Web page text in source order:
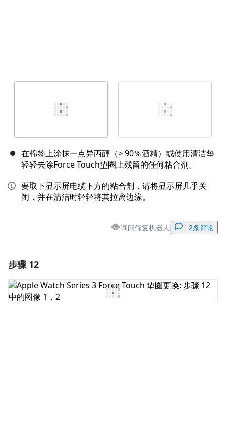
在棉签上涂抹一点异丙醇（> 90％酒精）或使用清洁垫
轻轻去除Force Touch垫圈上残留的任何粘合剂。
要取下显示屏电缆下方的粘合剂，请将显示屏几乎关
闭，并在清洁时轻轻将其拉离边缘。
询问修复机器人 2条评论
添加评论
步骤 12